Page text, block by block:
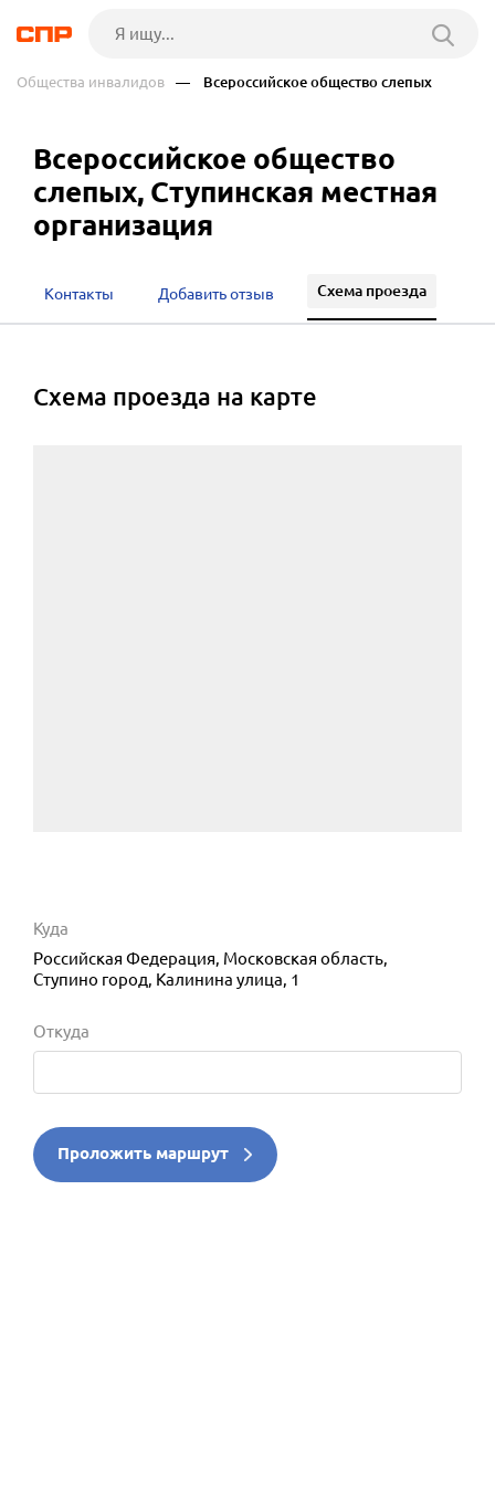
Общества инвалидов — Всероссийское общество слепых
Всероссийское общество
слепых, Ступинская местная
организация
cхема проезда на карте
Контакты Добавить отзыв Схема проезда
Куда
Российская Федерация, Московская область,
Ступино город, Калинина улица, 1
Откуда
Проложить маршрут